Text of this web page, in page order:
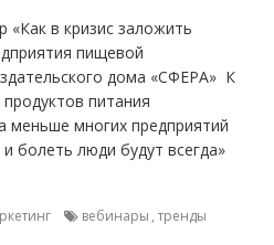
«Как в кризис заложить
пищевой
дома «СФЕРА» К
питания
меньше многих предприятий
болеть люди будут всегда»
вебинары , тренды